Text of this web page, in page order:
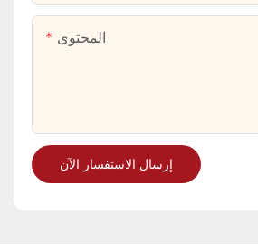
المحتوى
إرسال الاستفسار الآن